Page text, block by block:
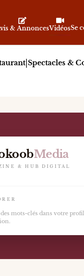
& AnnoncesVidéosSe
| Spectacles &
volutpat
Media
& HUB DIGITAL
mots-clés dans votre